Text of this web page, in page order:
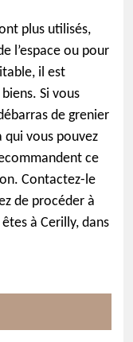
plus utilisés,
l’espace ou pour
il est
Si vous
de grenier
vous pouvez
ce
Contactez-le
de procéder à
à Cerilly, dans